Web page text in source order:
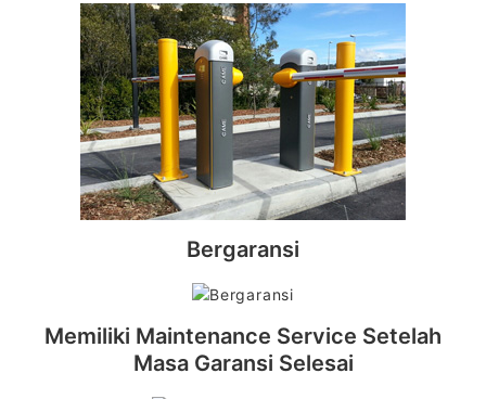
Bergaransi
Memiliki Maintenance Service Setelah
Masa Garansi Selesai